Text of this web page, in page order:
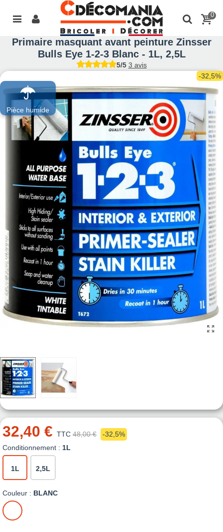
0
Primaire masquant avant peinture Zinsser
Bulls Eye 1-2-3 Blanc - 1L, 2,5L
5/5 3 avis
Pièce humide
-32,5%
32,40 € TTC 48,00 €
-32,5%
Conditionnement : 1L
1L 2,5L
Couleur : BLANC
BLANC